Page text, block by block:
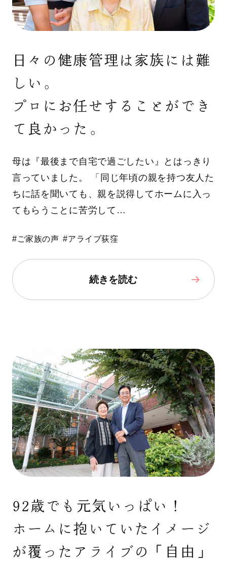
日々の健康管理は家族には難
しい。
プロにお任せすることができ
て良かった。
母は『最後まで自宅で過ごしたい』とはっきり
言っていました。 「同じ年頃の親を持つ友人た
ちに話を聞いても、親を説得してホームに入っ
てもらうことに苦労して…
#ご家族の声 #アライブ荻窪
続きを読む
92歳でも元気いっぱい！
ホームに抱いていたイメージ
が覆ったアライブの「自由」